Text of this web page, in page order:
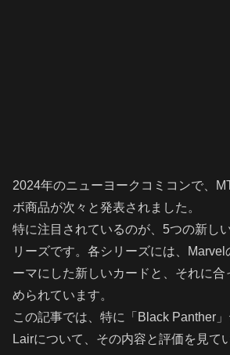
2024年のニューヨークコミコンで、
ボ商品が次々と発表されました。
特に注目されているのが、5つの新し
リーズです。各シリーズには、
ーマにした新しいカードと、それに合
められています。
この記事では、特に「Black Panther
Lairについて、その内容と評価を見て